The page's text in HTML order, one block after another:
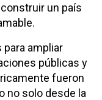
un país
ampliar
públicas y
fueron
no solo desde la